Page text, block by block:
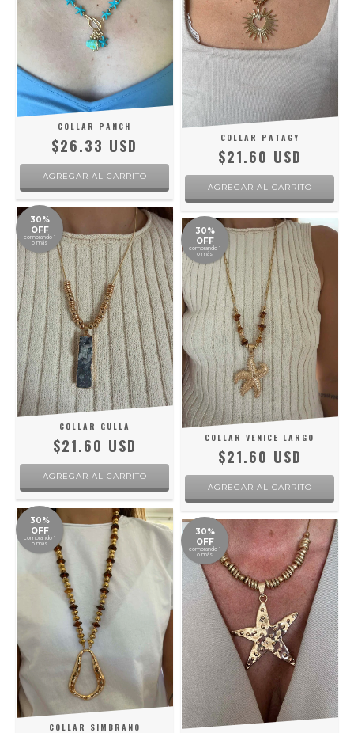
COLLAR PANCH
$26.33 USD COLLAR PATAGY
$21.60 USD
30%
OFF
comprando 1
o más
COLLAR GULLA
$21.60 USD
30%
OFF
comprando 1
o más
COLLAR VENICE LARGO
$21.60 USD
30%
OFF
comprando 1
o más
COLLAR SIMBRANO
30%
OFF
comprando 1
o más